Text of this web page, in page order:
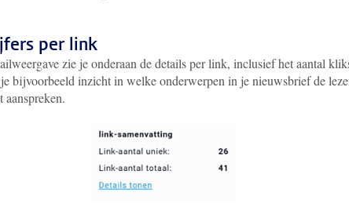
per link
zie je onderaan de details per link, inclusief het aantal
bijvoorbeeld inzicht in welke onderwerpen in je nieuwsbrief de
aanspreken.